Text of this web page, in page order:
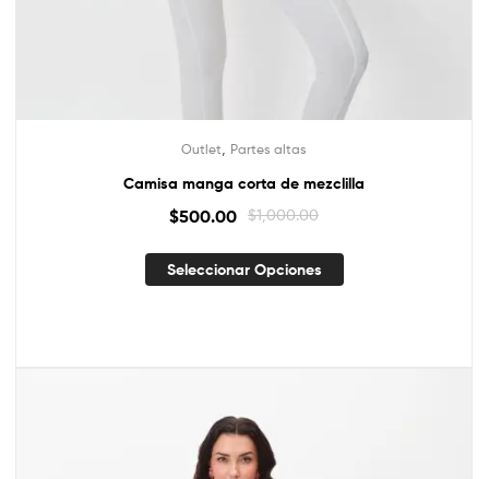
Outlet Partes altas
Camisa manga corta de mezclilla
$1,000.00
$500.00
Seleccionar Opciones